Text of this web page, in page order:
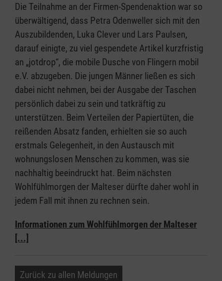
Die Teilnahme an der Firmen-Spendenaktion war so
überwältigend, dass Petra Odenweller sich mit den
Auszubildenden, Luka Clever und Lars Paulsen,
darauf einigte, zu viel gespendete Artikel kurzfristig
an „jotdrop“, die mobile Dusche von Flingern mobil
e.V. abzugeben. Die jungen Männer ließen es sich
dabei nicht nehmen, bei der Ausgabe der Taschen
persönlich dabei zu sein und tatkräftig zu
unterstützen. Beim Verteilen der Papiertüten, die
reißenden Absatz fanden, erhielten sie so auch
erstmals Gelegenheit, in den Austausch mit
wohnungslosen Menschen zu kommen, was sie
nachhaltig beeindruckt hat. Beim nächsten
Wohlfühlmorgen der Malteser dürfte daher wohl in
jedem Fall mit ihnen zu rechnen sein.
Informationen zum Wohlfühlmorgen der Malteser
[...]
Zurück zu allen Meldungen